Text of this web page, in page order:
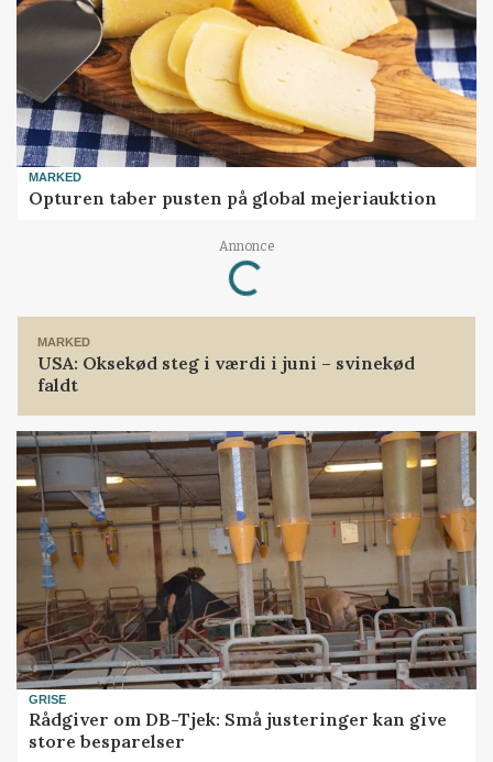
MARKED
Opturen taber pusten på global mejeriauktion
Annonce
Loading...
MARKED
USA: Oksekød steg i værdi i juni – svinekød
faldt
GRISE
Rådgiver om DB-Tjek: Små justeringer kan give
store besparelser